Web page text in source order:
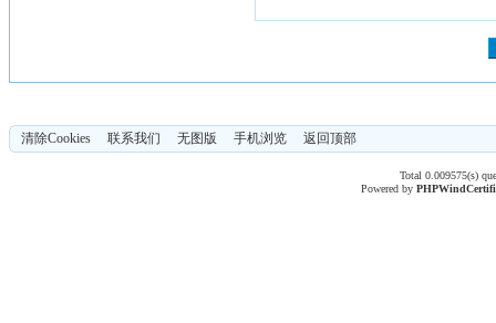
清除Cookies 联系我们 无图版 手机浏览 返回顶部
Total 0.009575(s)
Powered byPHPWind